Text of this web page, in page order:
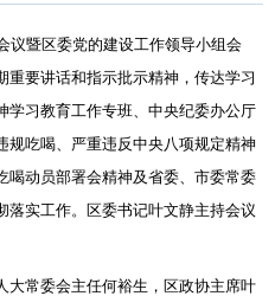
议暨区委党的建设工作领导小组会
要讲话和指示批示精神，传达学习
学习教育工作专班、中央纪委办公厅
规吃喝、严重违反中央八项规定精神
喝动员部署会精神及省委、市委常委
落实工作。区委书记叶文静主持会议
大常委会主任何裕生，区政协主席叶